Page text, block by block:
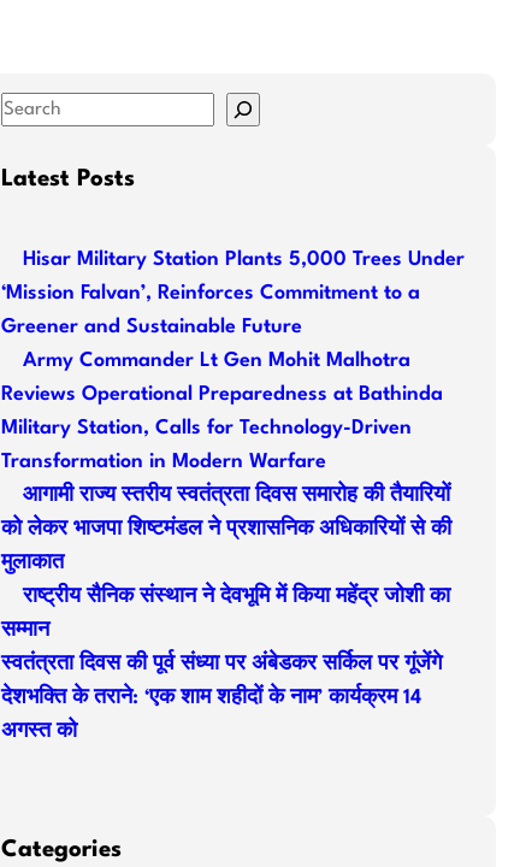
S
aLatest Posts
Hisar Military Station Plants 5,000 Trees Under
‘Mission Falvan’, Reinforces Commitment to a
Greener and Sustainable Future
Army Commander Lt Gen Mohit Malhotra
Reviews Operational Preparedness at Bathinda
Military Station, Calls for Technology-Driven
Transformation in Modern Warfare
आगामी राज्य स्तरीय स्वतंत्रता दिवस समारोह की तैयारियों
को लेकर भाजपा शिष्टमंडल ने प्रशासनिक अधिकारियों से की
मुलाकात
राष्ट्रीय सैनिक संस्थान ने देवभूमि में किया महेंद्र जोशी का
सम्मान
स्वतंत्रता दिवस की पूर्व संध्या पर अंबेडकर सर्किल पर गूंजेंगे
देशभक्ति के तराने: ‘एक शाम शहीदों के नाम’ कार्यक्रम 14
अगस्त को
Categories